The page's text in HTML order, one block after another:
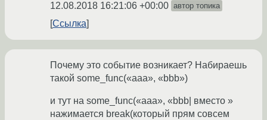
12.08.2018 16:21:06 +00:00 автор топика
Ссылка
Почему это событие возникает? Набираешь
такой some_func(«aaa», «bbb»)
и тут на some_func(«aaa», «bbb| вместо »
нажимается break(который прям совсем